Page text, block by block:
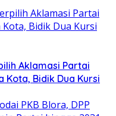
Aklamasi Partai
Kota, Bidik Dua Kursi